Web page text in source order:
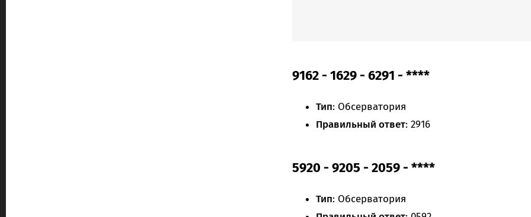
9162 - 1629 - 6291 - ****
Тип: Обсерватория
Правильный ответ: 2916
5920 - 9205 - 2059 - ****
Тип: Обсерватория